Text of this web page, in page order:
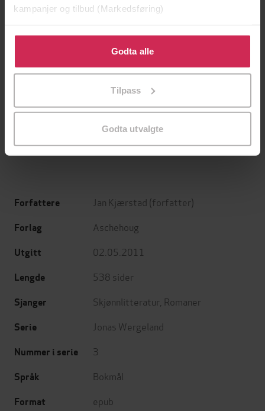
kampanjer og tilbud (Markedsføring)
Klikk på «Godta alle» for å gi oss ditt samtykke til å
bruke cookies for alle disse formålene. Du kan også
tilpasse ditt samtykke til spesifikke formål ved å klikke
Godta alle
Tilpass
Godta utvalgte
Erobreren
Berge
Forfattere Jan Kjærstad (forfatter)
Forlag Aschehoug
Utgitt 02.05.2011
Lengde 538 sider
Sjanger Skjønnlitteratur Romaner
Serie Jonas Wergeland
Nummer i serie 3
Språk Bokmål
Format epub